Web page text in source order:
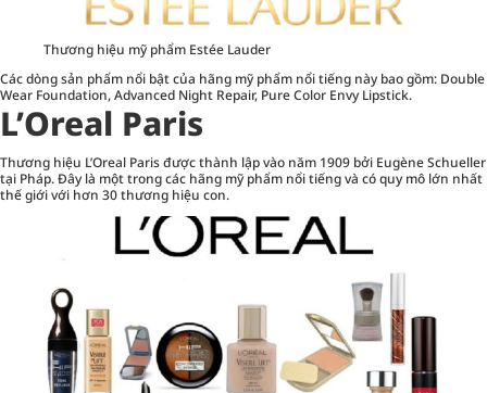
Thương hiệu mỹ phẩm Estée Lauder
Các dòng sản phẩm nổi bật của hãng mỹ phẩm nổi tiếng này bao gồm: Double
Wear Foundation, Advanced Night Repair, Pure Color Envy Lipstick.
L’Oreal Paris
Thương hiệu L’Oreal Paris được thành lập vào năm 1909 bởi Eugène Schueller
tại Pháp. Đây là một trong các hãng mỹ phẩm nổi tiếng và có quy mô lớn nhất
thế giới với hơn 30 thương hiệu con.